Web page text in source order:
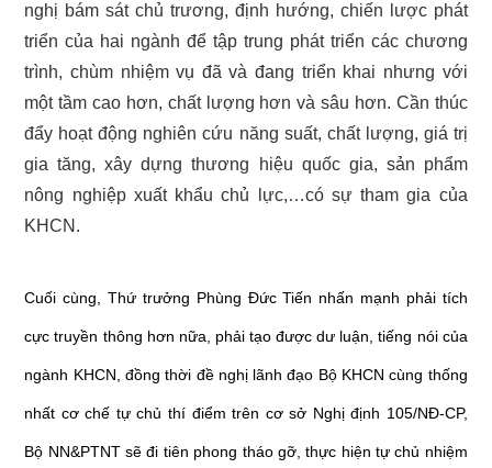
nghị bám sát chủ trương, định hướng, chiến lược phát
triển của hai ngành để tập trung phát triển các chương
trình, chùm nhiệm vụ đã và đang triển khai nhưng với
một tầm cao hơn, chất lượng hơn và sâu hơn. Cần thúc
đẩy hoạt động nghiên cứu năng suất, chất lượng, giá trị
gia tăng, xây dựng thương hiệu quốc gia, sản phẩm
nông nghiệp xuất khẩu chủ lực,…có sự tham gia của
KHCN.
Cuối cùng, Thứ trưởng Phùng Đức Tiến nhấn mạnh phải tích
cực truyền thông hơn nữa, phải tạo được dư luận, tiếng nói của
ngành KHCN, đồng thời đề nghị lãnh đạo Bộ KHCN cùng thống
nhất cơ chế tự chủ thí điểm trên cơ sở Nghị định 105/NĐ-CP,
Bộ NN&PTNT sẽ đi tiên phong tháo gỡ, thực hiện tự chủ nhiệm